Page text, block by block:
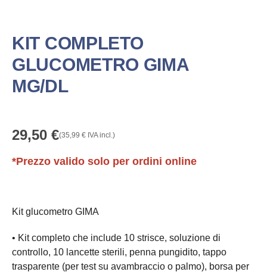
KIT COMPLETO
GLUCOMETRO GIMA
MG/DL
29,50 €(35,99 € IVA incl.)
*Prezzo valido solo per ordini online
Kit glucometro GIMA
• Kit completo che include 10 strisce, soluzione di
controllo, 10 lancette sterili, penna pungidito, tappo
trasparente (per test su avambraccio o palmo), borsa per